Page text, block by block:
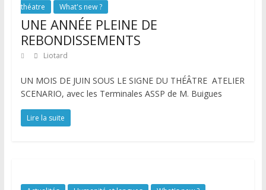
théatre
What's new ?
UNE ANNÉE PLEINE DE
REBONDISSEMENTS
Liotard
UN MOIS DE JUIN SOUS LE SIGNE DU THÉÂTRE ATELIER
SCENARIO, avec les Terminales ASSP de M. Buigues
Lire la suite